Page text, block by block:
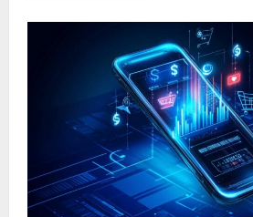
Avis
sur
GDF
Suez
Energie
Services
Cofely
:
L’Expert
en
Renovation
a
Saint-
Denis